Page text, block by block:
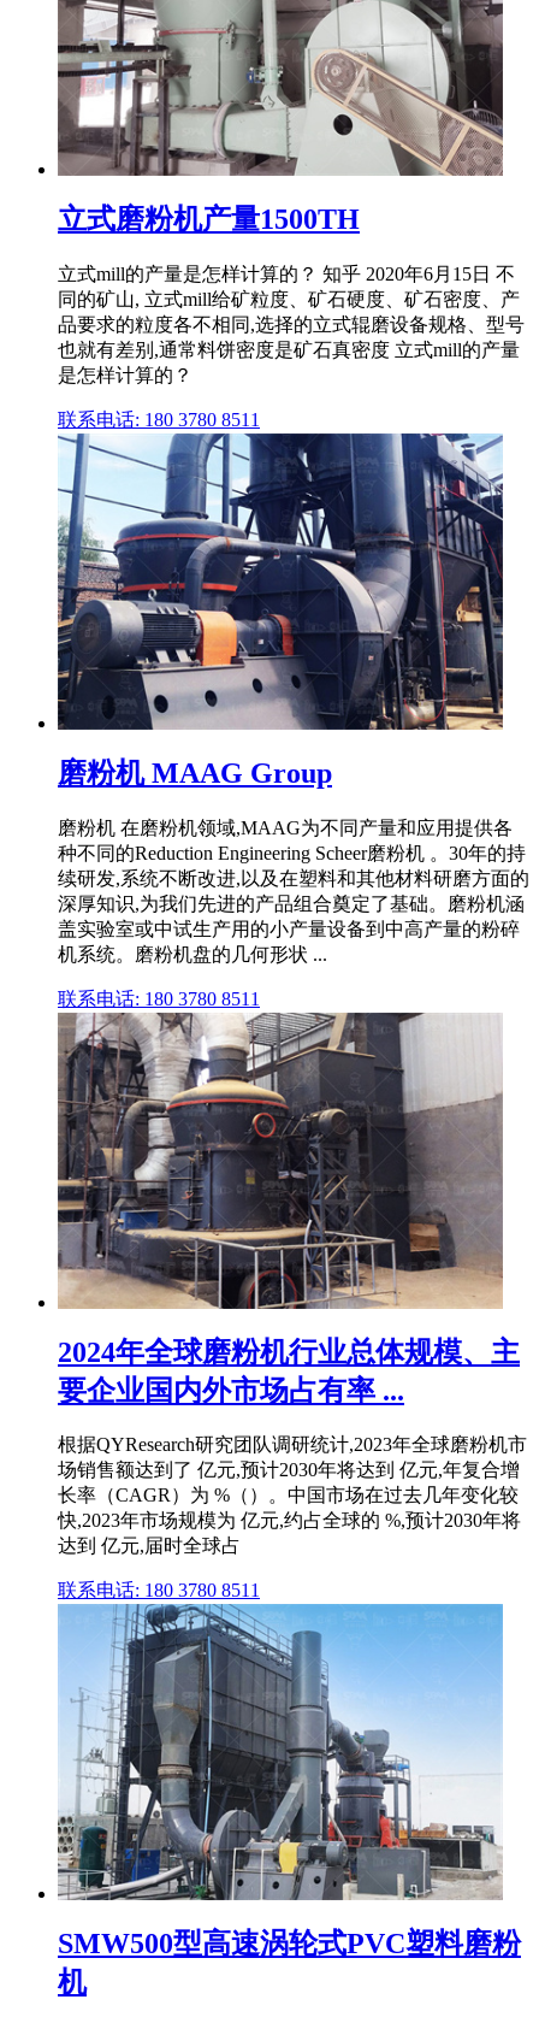
立式磨粉机产量1500TH
立式mill的产量是怎样计算的？ 知乎 2020年6月15日 不
同的矿山, 立式mill给矿粒度、矿石硬度、矿石密度、产
品要求的粒度各不相同,选择的立式辊磨设备规格、型号
也就有差别,通常料饼密度是矿石真密度 立式mill的产量
是怎样计算的？
联系电话: 180 3780 8511
磨粉机 MAAG Group
磨粉机 在磨粉机领域,MAAG为不同产量和应用提供各
种不同的Reduction Engineering Scheer磨粉机 。30年的持
续研发,系统不断改进,以及在塑料和其他材料研磨方面的
深厚知识,为我们先进的产品组合奠定了基础。磨粉机涵
盖实验室或中试生产用的小产量设备到中高产量的粉碎
机系统。磨粉机盘的几何形状 ...
联系电话: 180 3780 8511
2024年全球磨粉机行业总体规模、主
要企业国内外市场占有率 ...
根据QYResearch研究团队调研统计,2023年全球磨粉机市
场销售额达到了 亿元,预计2030年将达到 亿元,年复合增
长率（CAGR）为 %（）。中国市场在过去几年变化较
快,2023年市场规模为 亿元,约占全球的 %,预计2030年将
达到 亿元,届时全球占
联系电话: 180 3780 8511
SMW500型高速涡轮式PVC塑料磨粉
机